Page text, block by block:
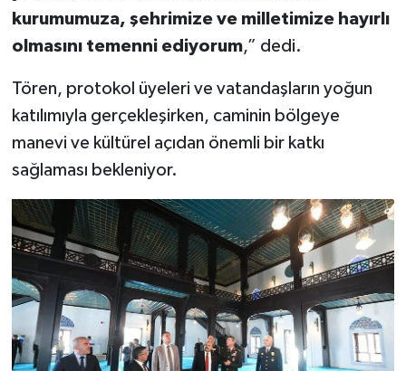
kurumumuza, şehrimize ve milletimize hayırlı
olmasını temenni ediyorum,” dedi.
Tören, protokol üyeleri ve vatandaşların yoğun
katılımıyla gerçekleşirken, caminin bölgeye
manevi ve kültürel açıdan önemli bir katkı
sağlaması bekleniyor.